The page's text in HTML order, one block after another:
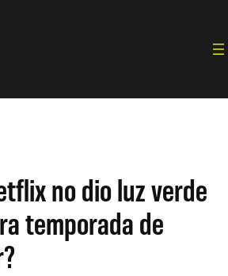
no dio luz verde
temporada de